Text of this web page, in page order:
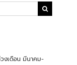
วงเดือน มีนาคม-